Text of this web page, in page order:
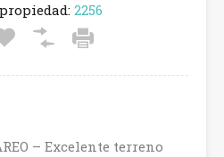
2256
– Excelente terreno